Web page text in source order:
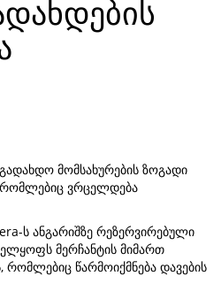
მომსახურების ზოგადი
ვრცელდება
ს ანგარიშზე რეზერვირებული
მერჩანტის მიმართ
წარმოიქმნება დავების